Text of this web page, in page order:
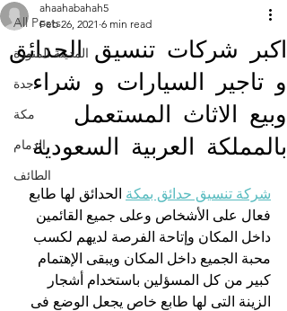
All Posts
المدينة المنورة
جدة
مكة
الدمام
الطائف
اكبر شركات تنسيق الحدائق
و تاجير السيارات و شراء
وبيع الاثاث المستعمل
بالمملكة العربية السعودية
ahaahabahah5
Feb 26, 2021 6 min read
شركة تنسيق حدائق بمكة الحدائق لها طابع
فعال على الأشخاص وعلى جميع القائمين
داخل المكان وإتاحة الفرصة لديهم لكسب
محبة الجميع داخل المكان ويبقى الإهتمام
كبير من كل المسؤلين باستخدام أشجار
الزينة التى لها طابع خاص يجعل الوضع فى